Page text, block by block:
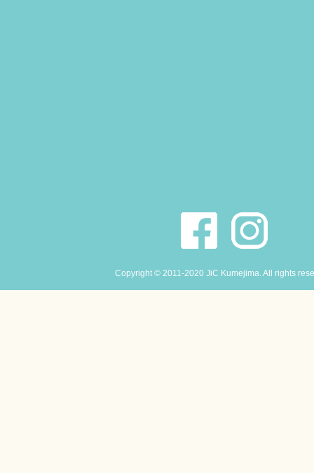
Copyright © 2011-2020 JiC Kumejima. All rights